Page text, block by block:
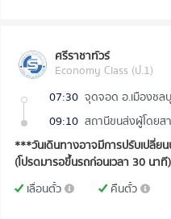
ศรีราชาทัวร์
Economy Class (ป.1)
07:30 จุดจอด อ.เมืองช
09:10 สถานีขนส่งผู้โดยส
***วันเดินทางอาจมีการปรับเปลี่ยน
(โปรดมารอขึ้นรถก่อนเวลา 30 นาที)
เลื่อนตั๋ว
คืนตั๋ว